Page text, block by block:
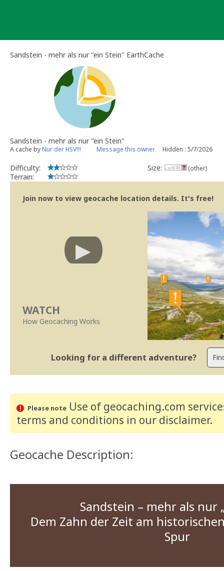
Sandstein - mehr als nur "ein Stein" EarthCache
Sandstein - mehr als nur "ein Stein"
A cache byNur der HSV!!! Message this owner Hidden : 5/7/2026
Difficulty:
Terrain:
Size: (other)
Join now to view geocache location details. It's free!
WATCH
How Geocaching Works
Looking for a different adventure?
Please noteUse of geocaching.com
terms and conditions in our disclaimer.
Geocache Description:
Sandstein – mehr als nur
Dem Zahn der Zeit am
Spur